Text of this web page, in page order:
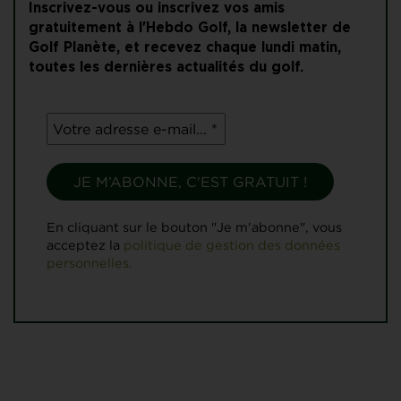
Inscrivez-vous ou inscrivez vos amis
gratuitement à l'Hebdo Golf, la newsletter de
Golf Planète, et recevez chaque lundi matin,
toutes les dernières actualités du golf.
En cliquant sur le bouton "Je m'abonne", vous
acceptez la politique de gestion des données
personnelles.